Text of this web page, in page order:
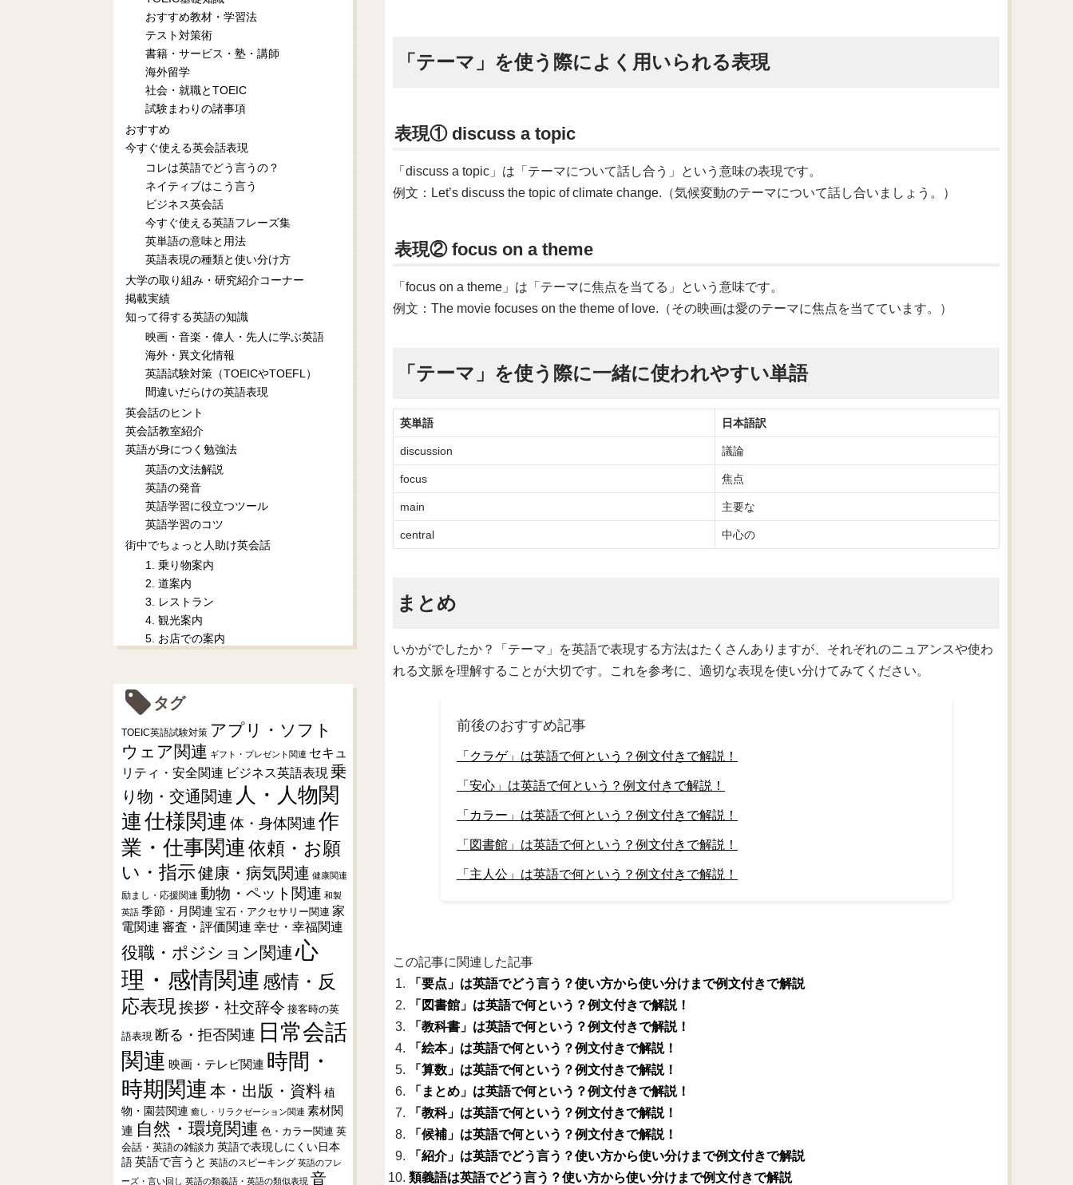
「テーマ」を使う際によく用いられる表現
表現① discuss a topic
「discuss a topic」は「テーマについて話し合う」という意味の表現です。
例文：Let’s discuss the topic of climate change.（気候変動のテーマについて話し合いましょう。）
表現② focus on a theme
「focus on a theme」は「テーマに焦点を当てる」という意味です。
例文：The movie focuses on the theme of love.（その映画は愛のテーマに焦点を当てています。）
「テーマ」を使う際に一緒に使われやすい単語
英単語 日本語訳
discussion 議論
focus 焦点
main 主要な
central 中心の
まとめ
いかがでしたか？「テーマ」を英語で表現する方法はたくさんありますが、それぞれのニュアンスや使わ
れる文脈を理解することが大切です。これを参考に、適切な表現を使い分けてみてください。
前後のおすすめ記事
「クラゲ」は英語で何という？例文付きで解説！
「安心」は英語で何という？例文付きで解説！
「カラー」は英語で何という？例文付きで解説！
「図書館」は英語で何という？例文付きで解説！
「主人公」は英語で何という？例文付きで解説！
この記事に関連した記事
「要点」は英語でどう言う？使い方から使い分けまで例文付きで解説
「図書館」は英語で何という？例文付きで解説！
「教科書」は英語で何という？例文付きで解説！
「絵本」は英語で何という？例文付きで解説！
「算数」は英語で何という？例文付きで解説！
「まとめ」は英語で何という？例文付きで解説！
「教科」は英語で何という？例文付きで解説！
「候補」は英語で何という？例文付きで解説！
「紹介」は英語でどう言う？使い方から使い分けまで例文付きで解説
類義語は英語でどう言う？使い方から使い分けまで例文付きで解説
おすすめ教材・学習法
テスト対策術
書籍・サービス・塾・講師
海外留学
社会・就職とTOEIC
試験まわりの諸事項
おすすめ
今すぐ使える英会話表現
コレは英語でどう言うの？
ネイティブはこう言う
ビジネス英会話
今すぐ使える英語フレーズ集
英単語の意味と用法
英語表現の種類と使い分け方
大学の取り組み・研究紹介コーナー
掲載実績
知って得する英語の知識
映画・音楽・偉人・先人に学ぶ英語
海外・異文化情報
英語試験対策（TOEICやTOEFL）
間違いだらけの英語表現
英会話のヒント
英会話教室紹介
英語が身につく勉強法
英語の文法解説
英語の発音
英語学習に役立つツール
英語学習のコツ
街中でちょっと人助け英会話
1. 乗り物案内
2. 道案内
3. レストラン
4. 観光案内
5. お店での案内
タグ
TOEIC英語試験対策 アプリ・ソフト
ウェア関連 ギフト・プレゼント関連 セキュ
リティ・安全関連 ビジネス英語表現 乗
り物・交通関連 人・人物関
連仕様関連 体・身体関連 作
業・仕事関連依頼・お願
い・指示健康・病気関連 健康関連
励まし・応援関連 動物・ペット関連 和製
英語 季節・月関連 宝石・アクセサリー関連 家
電関連 審査・評価関連 幸せ・幸福関連
役職・ポジション関連 心
理・感情関連 感情・反
応表現挨拶・社交辞令 接客時の英
語表現 断る・拒否関連 日常会話
関連 映画・テレビ関連 時間・
時期関連 本・出版・資料植
物・園芸関連 癒し・リラクゼーション関連 素材関
連 自然・環境関連 色・カラー関連 英
会話・英語の雑談力 英語で表現しにくい日本
語 英語で言うと 英語のスピーキング 英語のフレ
ーズ・言い回し 英語の類義語・英語の類似表現 音